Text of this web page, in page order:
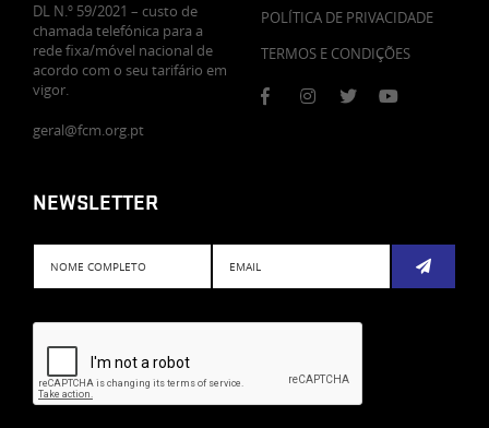
DL N.º 59/2021 – custo de
chamada telefónica para a
rede fixa/móvel nacional de
acordo com o seu tarifário em
vigor.
geral@fcm.org.pt
POLÍTICA DE PRIVACIDADE
TERMOS E CONDIÇÕES
NEWSLETTER